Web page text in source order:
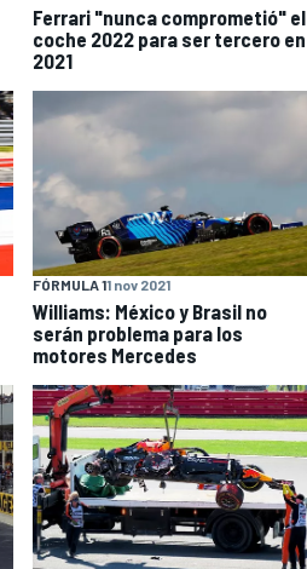
Ferrari "nunca comprometió" el
coche 2022 para ser tercero en
2021
FÓRMULA 11 nov 2021
Williams: México y Brasil no
serán problema para los
motores Mercedes